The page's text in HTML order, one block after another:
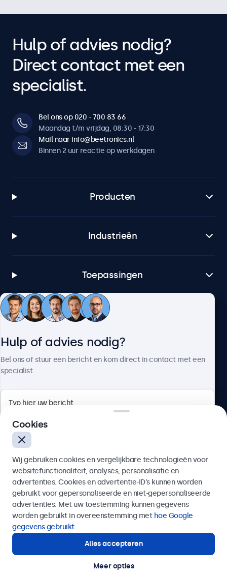
Hulp of advies nodig?
Direct contact met een
specialist.
Bel ons op 020 - 700 83 66
Maandag t/m vrijdag, 08:30 - 17:30
Mail naar info@beetronics.nl
Binnen 2 uur reactie op werkdagen
Producten
Industrieën
Toepassingen
Klantenservice
4.8/5 door 5000+ bedrijven
Nederlands
© 2026 Beetronics
Hulp of advies nodig?
Bel ons of stuur een bericht en kom direct in contact met een
specialist.
Verzenden
Of bel ons op
Hulp of advies nodig?
Direct contact met een specialist.
Cookies
Wij gebruiken cookies en vergelijkbare technologieën voor
websitefunctionaliteit, analyses, personalisatie en
advertenties. Cookies en advertentie-ID’s kunnen worden
gebruikt voor gepersonaliseerde en niet-gepersonaliseerde
advertenties. Met uw toestemming kunnen gegevens
worden gebruikt in overeenstemming met hoe Google
gegevens gebruikt.
Alles accepteren
Meer opties